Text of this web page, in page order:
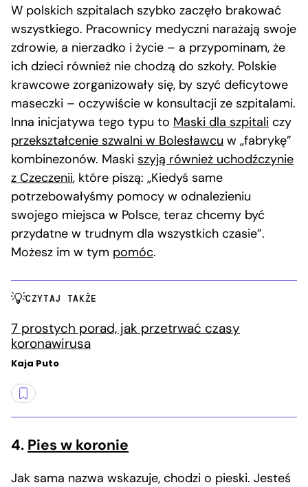
W polskich szpitalach szybko zaczęło brakować
wszystkiego. Pracownicy medyczni narażają swoje
zdrowie, a nierzadko i życie – a przypominam, że
ich dzieci również nie chodzą do szkoły. Polskie
krawcowe zorganizowały się, by szyć deficytowe
maseczki – oczywiście w konsultacji ze szpitalami.
Inna inicjatywa tego typu to Maski dla szpitali czy
przekształcenie szwalni w Bolesławcu w „fabrykę”
kombinezonów. Maski szyją również uchodźczynie
z Czeczenii, które piszą: „Kiedyś same
potrzebowałyśmy pomocy w odnalezieniu
swojego miejsca w Polsce, teraz chcemy być
przydatne w trudnym dla wszystkich czasie”.
Możesz im w tym pomóc.
CZYTAJ TAKŻE
7 prostych porad, jak przetrwać czasy
koronawirusa
Kaja Puto
4. Pies w koronie
Jak sama nazwa wskazuje, chodzi o pieski. Jesteś